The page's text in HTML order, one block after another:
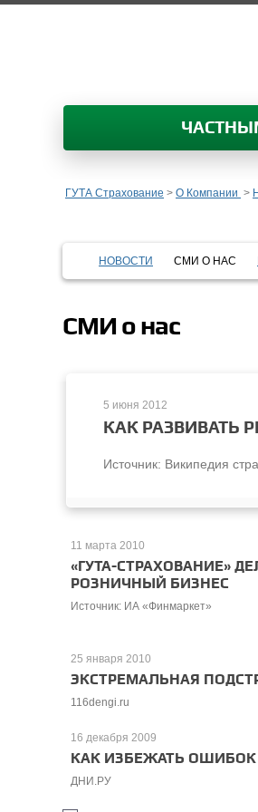
ГУТА Страхование > О Компании >
НОВОСТИ СМИ О НАС
СМИ о нас
5 июня 2012
КАК РАЗВИВАТЬ
Источник: Википедия
11 марта 2010
«ГУТА-СТРАХОВАНИЕ»
РОЗНИЧНЫЙ БИЗНЕС
Источник: ИА «Финмаркет»
25 января 2010
ЭКСТРЕМАЛЬНАЯ
116dengi.ru
16 декабря 2009
КАК ИЗБЕЖАТЬ ОШИБОК
ДНИ.РУ